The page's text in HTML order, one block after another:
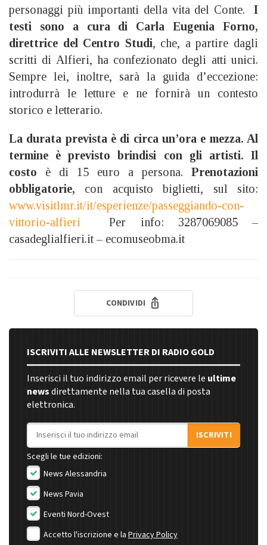
personaggi più importanti della vita del Conte.
I
testi sono a cura di Carla Eugenia Forno,
direttrice del Centro Studi, che, a partire dagli
scritti di Alfieri, ha confezionato degli atti unici.
Sempre lei, inoltre, sarà la guida d’eccezione:
introdurrà le letture e ne fornirà un contesto
storico e letterario.
La durata prevista è di circa un’ora e mezza. Al
termine è previsto brindisi con gli artisti. Il
costo è di 15 euro a persona. Prenotazioni
obbligatorie, con acquisto biglietti, sul sito:
www.visitlmr.it/it/esperienze/passeggiando-con-
vittorio-alfieriPer info: 3287069085 –
casadeglialfieri.it – ecomuseobma.it
CONDIVIDI
ISCRIVITI ALLE NEWSLETTER DI RADIO GOLD
Inserisci il tuo indirizzo email per ricevere le ultime
newsdirettamente nella tua casella di posta
elettronica.
Indirizzo email
ISCRIVITI
Scegli le tue edizioni:
News Alessandria
News Pavia
Eventi Nord-Ovest
Accetto l'iscrizione e la Privacy Policy